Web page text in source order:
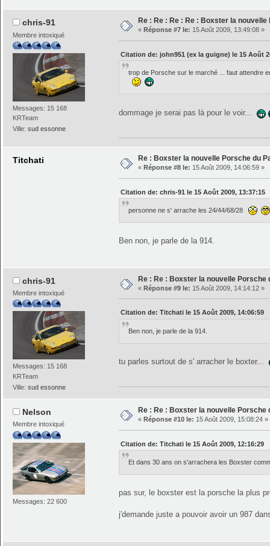
chris-91
Membre intoxiqué
Messages: 15 168
KRTeam
Ville:sud essonne
Re : Re : Re : Re : Boxster la
« Réponse #7 le: 15 Août 2009, 13:49:08 »
Citation de: john951 (ex la guigne) le 15 Août
trop de Porsche sur le marché ... faut attendre
dommage je serai pas là pour le voir...
Titchati Re : Boxster la nouvelle Porsche du
« Réponse #8 le: 15 Août 2009, 14:06:59 »
Citation de: chris-91 le 15 Août 2009, 13:37:15
personne ne s' arrache les 24/44/68/28
Ben non, je parle de la 914.
chris-91
Membre intoxiqué
Messages: 15 168
KRTeam
Ville:sud essonne
Re : Re : Boxster la nouvelle Porsche
« Réponse #9 le: 15 Août 2009, 14:14:12 »
Citation de: Titchati le 15 Août 2009, 14:06:59
Ben non, je parle de la 914.
tu parles surtout de s' arracher le boxter...
Nelson
Membre intoxiqué
Messages: 22 600
Re : Re : Boxster la nouvelle Porsche
« Réponse #10 le: 15 Août 2009, 15:08:24 »
Citation de: Titchati le 15 Août 2009, 12:16:29
Et dans 30 ans on s'arrachera les Boxster
pas sur, le boxster est la porsche la plus
j'demande juste a pouvoir avoir un 987